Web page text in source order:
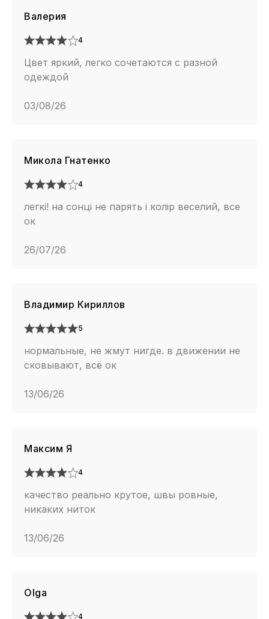
Валерия
4
Цвет яркий, легко сочетаются с разной
одеждой
03/08/26
Микола Гнатенко
4
легкі! на сонці не парять і колір веселий, все
ок
26/07/26
Владимир Кириллов
5
нормальные, не жмут нигде. в движении не
сковывают, всё ок
13/06/26
Максим Я
4
качество реально крутое, швы ровные,
никаких ниток
13/06/26
Olga
4